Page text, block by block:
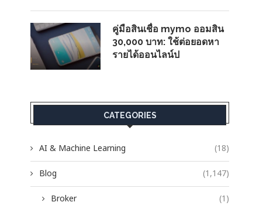
คู่มือสินเชื่อ mymo ออมสิน
30,000 บาท: ใช้ต่อยอดหา
รายได้ออนไลน์ป
CATEGORIES
AI & Machine Learning (18)
Blog (1,147)
Broker (1)